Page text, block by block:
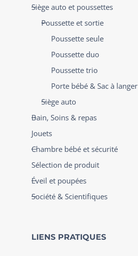
Siège auto et poussettes
Poussette et sortie
Poussette seule
Poussette duo
Poussette trio
Porte bébé & Sac à langer
Siège auto
Bain, Soins & repas
Jouets
Chambre bébé et sécurité
Sélection de produit
Éveil et poupées
Société & Scientifiques
LIENS PRATIQUES